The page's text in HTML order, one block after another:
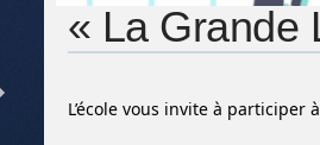
« La Grande
L’école vous invite à participer